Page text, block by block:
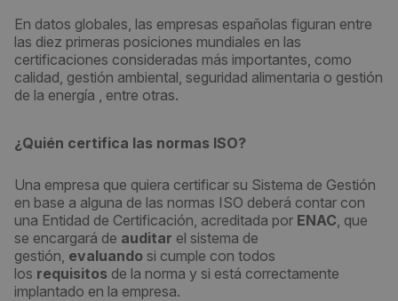
En datos globales, las empresas españolas figuran entre
las diez primeras posiciones mundiales en las
certificaciones consideradas más importantes, como
calidad, gestión ambiental, seguridad alimentaria o gestión
de la energía , entre otras.
¿Quién certifica las normas ISO?
Una empresa que quiera certificar su Sistema de Gestión
en base a alguna de las normas ISO deberá contar con
una Entidad de Certificación, acreditada por ENAC, que
se encargará de auditar el sistema de
gestión, evaluando si cumple con todos
los requisitos de la norma y si está correctamente
implantado en la empresa.